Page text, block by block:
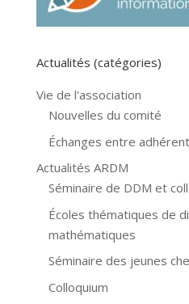
Actualités (catégories)
Vie de l'association
Nouvelles du comité
Échanges entre
Actualités ARDM
Séminaire de DDM et
Écoles thématiques de
mathématiques
Séminaire des jeunes
Colloquium